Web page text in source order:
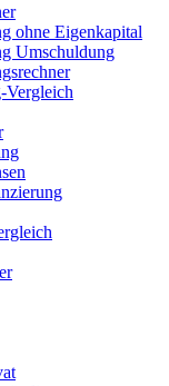
ohne Eigenkapital
Umschuldung
Vergleich